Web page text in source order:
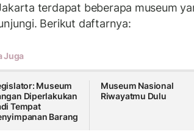
terdapat beberapa museum
Berikut daftarnya:
Juga
Museum
Diperlakukan
Tempat
Barang
Museum Nasional
Riwayatmu Dulu